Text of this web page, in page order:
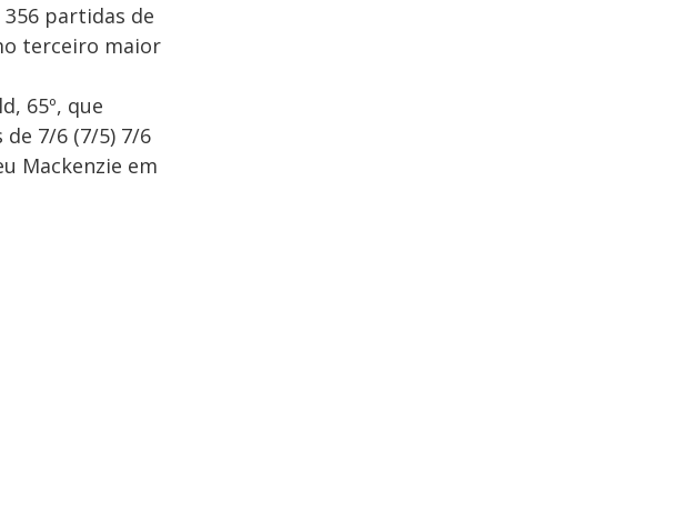
partidas de
terceiro maior
65º, que
7/6 (7/5) 7/6
Mackenzie em